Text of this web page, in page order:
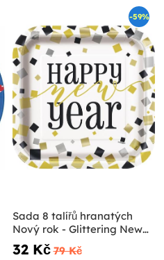
-59%
Sada 8 talířů hranatých
Nový rok - Glittering New
Year
32 Kč 79 Kč